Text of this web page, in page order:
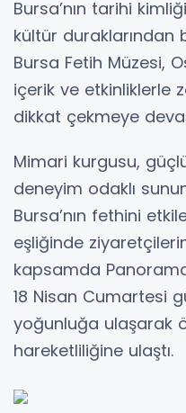
Bursa’nın tarihi
kültür duraklarından
Bursa Fetih Müzesi,
içerik ve etkinliklerle
dikkat çekmeye
Mimari kurgusu,
deneyim odaklı
Bursa’nın fethini
eşliğinde
kapsamda
18 Nisan Cumartesi
yoğunluğa ulaşarak
hareketliliğine ulaştı.